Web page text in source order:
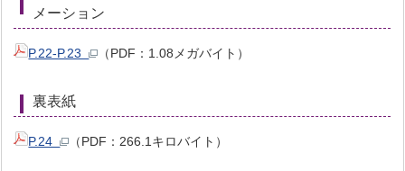
メーション
P.22-P.23 （PDF：1.08メガバイト）
裏表紙
P.24 （PDF：266.1キロバイト）